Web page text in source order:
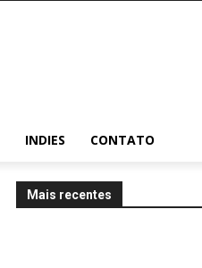
INDIES CONTATO
Mais recentes